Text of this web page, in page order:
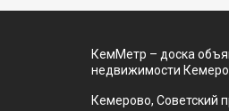
КемМетр – доска
недвижимости
Кемерово, Советский